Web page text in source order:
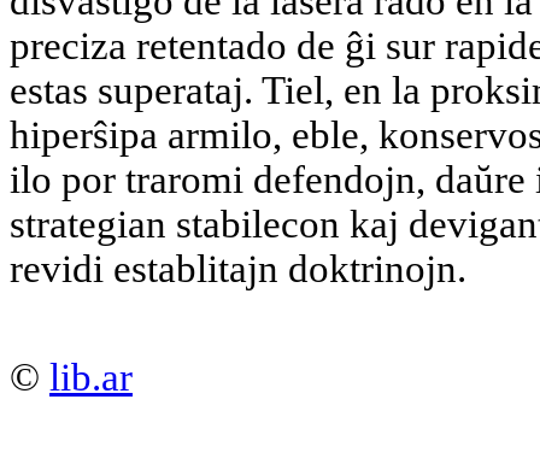
preciza retentado de ĝi sur
estas superataj. Tiel, en la
hiperŝipa armilo, eble,
ilo por traromi defendojn,
strategian stabilecon kaj
revidi establitajn doktrinojn.
© lib.ar